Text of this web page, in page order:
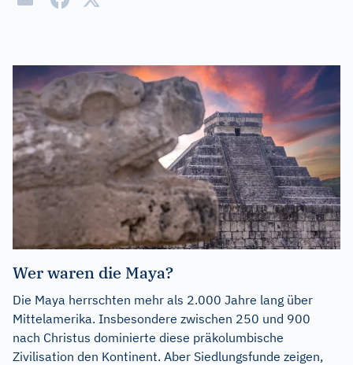
Wer waren die Maya?
Die Maya herrschten mehr als 2.000 Jahre lang über
Mittelamerika. Insbesondere zwischen 250 und 900
nach Christus dominierte diese präkolumbische
Zivilisation den Kontinent. Aber Siedlungsfunde zeigen,